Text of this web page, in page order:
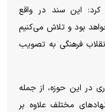
این سند در واقع
بود و تلاش می‌کنیم
فرهنگی به تصویب
در این حوزه، از جمله
مختلف علاوه بر